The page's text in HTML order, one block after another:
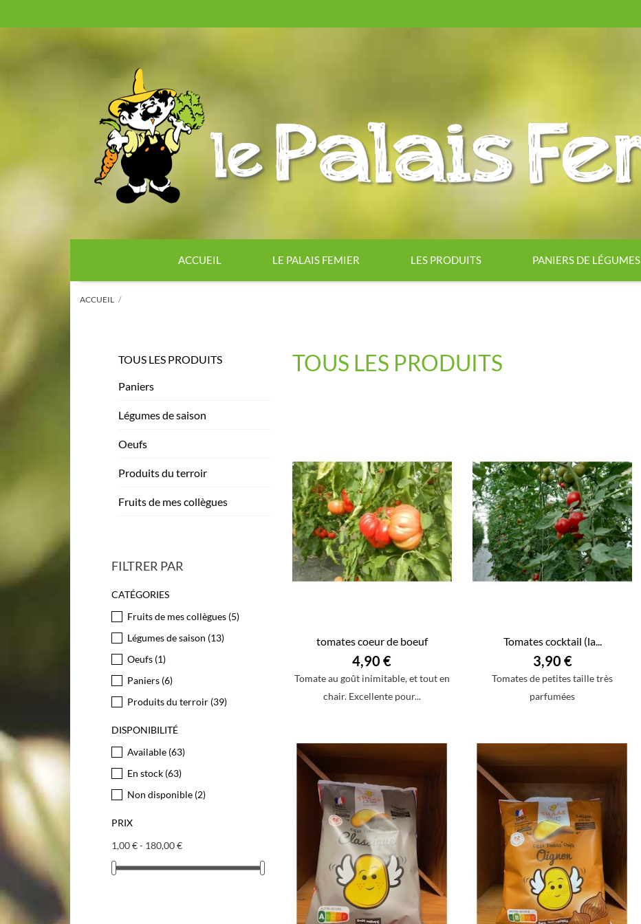
ACCUEIL LE PALAIS FEMIER LES PRODUITS PANIERS DE LÉGUMES
ACCUEIL
TOUS LES PRODUITS
Paniers
Légumes de saison
Oeufs
Produits du terroir
Fruits de mes collègues
FILTRER PAR
CATÉGORIES
Fruits de mes collègues (5)
Légumes de saison (13)
Oeufs (1)
Paniers (6)
Produits du terroir (39)
DISPONIBILITÉ
Available (63)
En stock (63)
Non disponible (2)
PRIX
1,00 € - 180,00 €
TOUS LES PRODUITS
tomates coeur de boeuf
4,90 €
Tomate au goût inimitable, et tout en
chair. Excellente pour...
Tomates cocktail (la...
3,90 €
Tomates de petites taille très
parfumées